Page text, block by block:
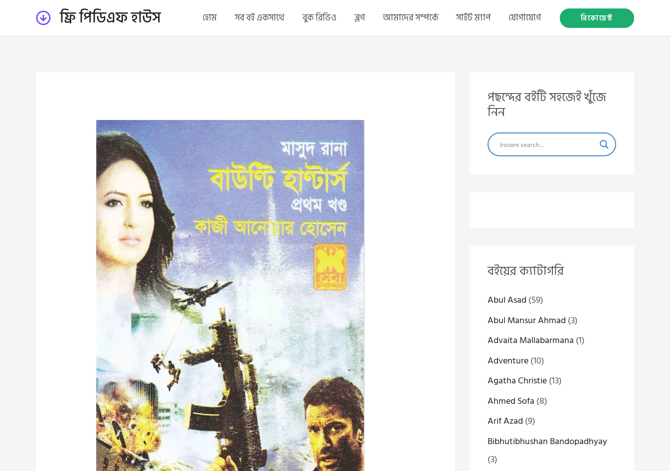
content
ফ্রি পিডিএফ হাউস হোম সব বই একসাথে বুক রিভিও ব্লগ আমাদের সম্পর্কে সাইট ম্যাপ যোগাযোগ রিকোয়েস্ট
পছন্দের বইটি সহজেই খুঁজে
নিন
বইয়ের ক্যাটাগরি
Abul Asad (59)
Abul Mansur Ahmad (3)
Advaita Mallabarmana (1)
Adventure(10)
Agatha Christie(13)
Ahmed Sofa (8)
Arif Azad (9)
Bibhutibhushan Bandopadhyay
(3)